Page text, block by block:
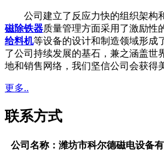
公司建立了反应力快的组织架构
磁除铁器质量管理方面采用了激励性
给料机等设备的设计和制造领域形成
了公司持续发展的基石，兼之涵盖世
地和销售网络，我们坚信公司会获得
更多..
联系方式
公司名称：潍坊市科尔德磁电设备